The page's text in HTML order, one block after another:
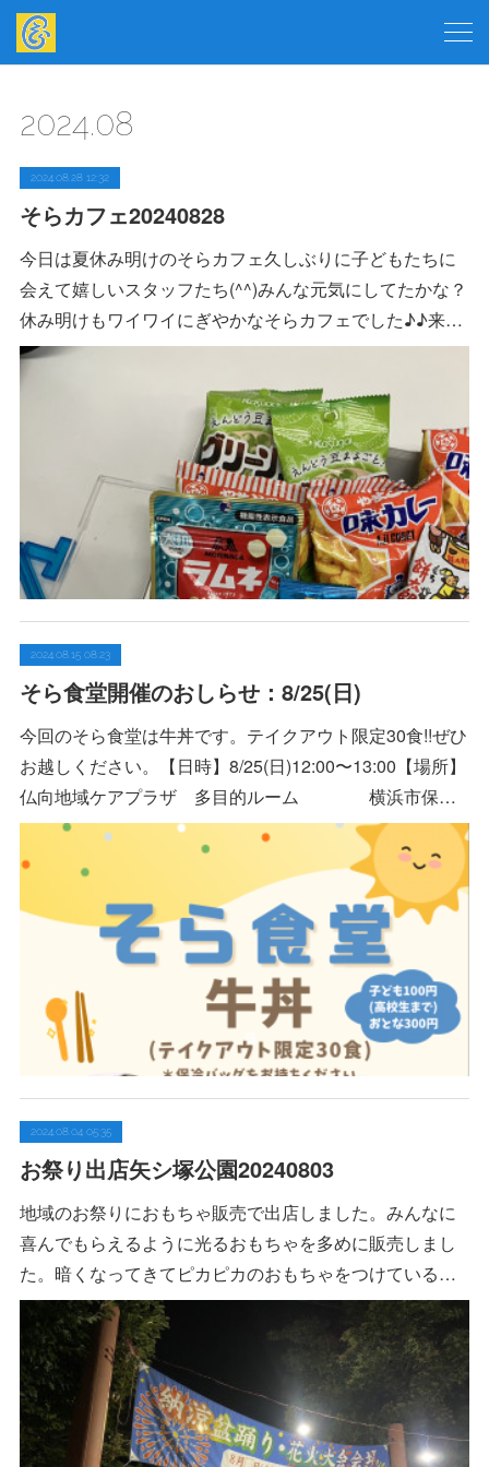
2024.08
2024.08.28 12:32
そらカフェ20240828
今日は夏休み明けのそらカフェ久しぶりに子どもたちに
会えて嬉しいスタッフたち(^^)みんな元気にしてたかな？
休み明けもワイワイにぎやかなそらカフェでした♪♪来…
2024.08.15 08:23
そら食堂開催のおしらせ：8/25(日)
今回のそら食堂は牛丼です。テイクアウト限定30食!!ぜひ
お越しください。【日時】8/25(日)12:00〜13:00【場所】
仏向地域ケアプラザ 多目的ルーム 横浜市保…
2024.08.04 05:35
お祭り出店矢シ塚公園20240803
地域のお祭りにおもちゃ販売で出店しました。みんなに
喜んでもらえるように光るおもちゃを多めに販売しまし
た。暗くなってきてピカピカのおもちゃをつけている…